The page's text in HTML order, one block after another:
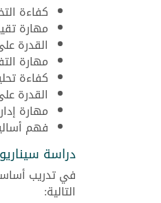
كفاءة
مهارة
القدرة
مهارة
كفاءة
القدرة
مهارة
فهم
دراسة
في تدريب
التالية: